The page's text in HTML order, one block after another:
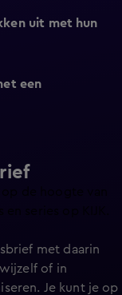
uit met hun
een
met daarin
of in
Je kunt je op